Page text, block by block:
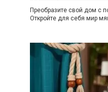
Преобразите свой дом с
Откройте для себя мир